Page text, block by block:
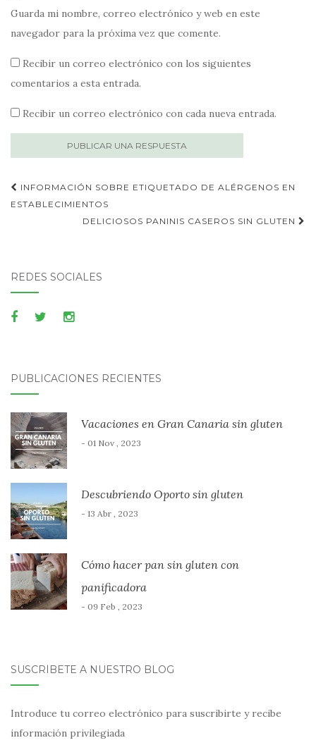
Guarda mi nombre, correo electrónico y web en este
navegador para la próxima vez que comente.
Recibir un correo electrónico con los siguientes
comentarios a esta entrada.
Recibir un correo electrónico con cada nueva entrada.
Publica
navegación
INFORMACIÓN SOBRE ETIQUETADO DE ALÉRGENOS EN
ESTABLECIMIENTOS
DELICIOSOS PANINIS CASEROS SIN GLUTEN
REDES SOCIALES
PUBLICACIONES RECIENTES
Vacaciones en Gran Canaria sin gluten
- 01 Nov , 2023
Descubriendo Oporto sin gluten
- 13 Abr , 2023
Cómo hacer pan sin gluten con
panificadora
- 09 Feb , 2023
SUSCRÍBETE A NUESTRO BLOG
Introduce tu correo electrónico para suscribirte y recibe
información privilegiada